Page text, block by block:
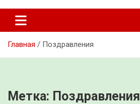
Главная Поздравления
Метка: Поздравления